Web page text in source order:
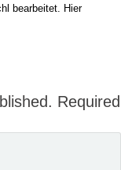
bearbeitet. Hier
Required